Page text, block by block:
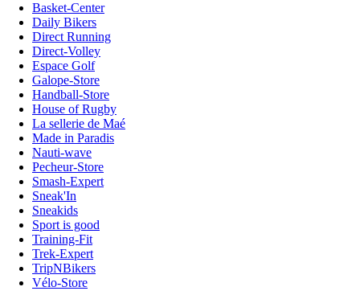
Basket-Center
Daily Bikers
Direct Running
Direct-Volley
Espace Golf
Galope-Store
Handball-Store
House of Rugby
La sellerie de Maé
Made in Paradis
Nauti-wave
Pecheur-Store
Smash-Expert
Sneak'In
Sneakids
Sport is good
Training-Fit
Trek-Expert
TripNBikers
Vélo-Store